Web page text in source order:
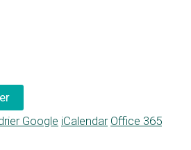
Google iCalendar Office 365